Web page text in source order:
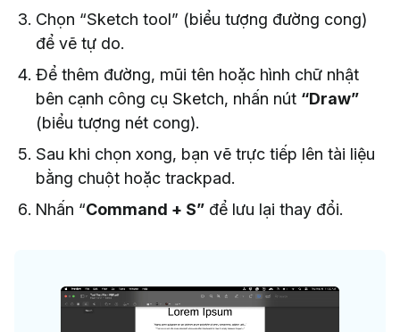
Chọn “Sketch tool” (biểu tượng đường cong)
để vẽ tự do.
Để thêm đường, mũi tên hoặc hình chữ nhật
bên cạnh công cụ Sketch, nhấn nút “Draw”
(biểu tượng nét cong).
Sau khi chọn xong, bạn vẽ trực tiếp lên tài liệu
bằng chuột hoặc trackpad.
Nhấn “Command + S” để lưu lại thay đổi.